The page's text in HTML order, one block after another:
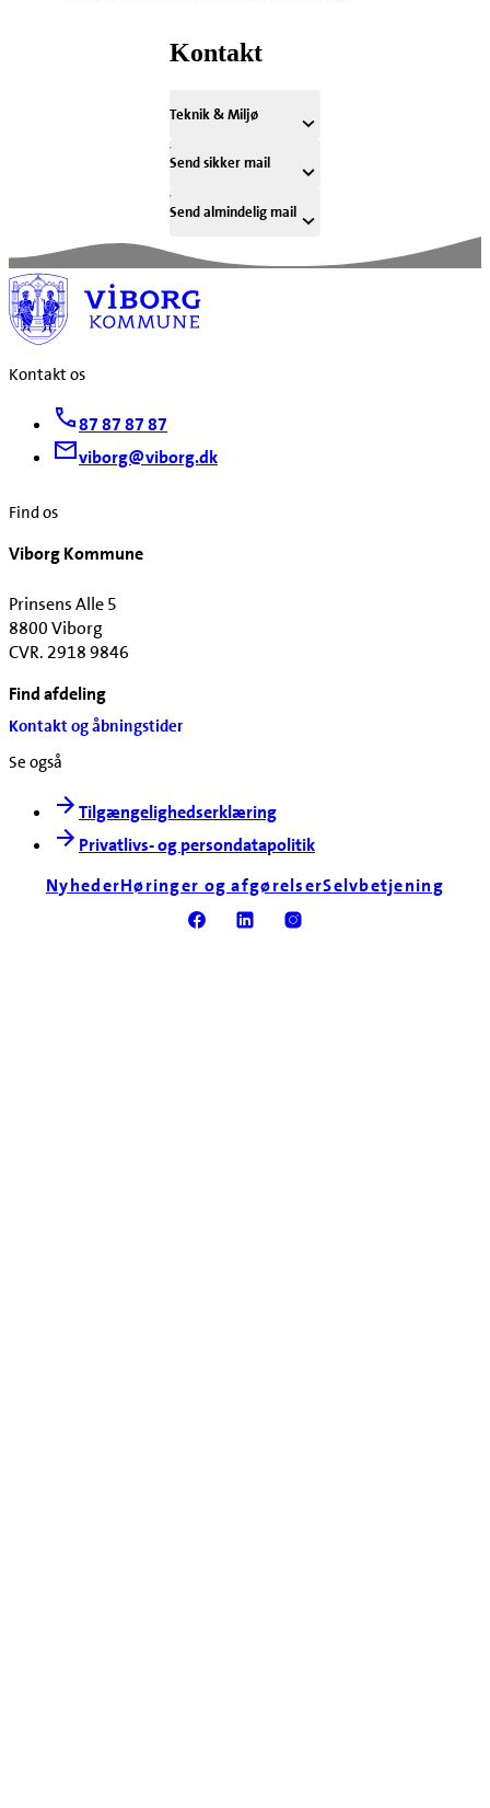
Kontakt
Teknik & Miljø
Send sikker mail
Send almindelig mail
Kontakt os
87 87 87 87
viborg@viborg.dk
Find os
Viborg Kommune
Prinsens Alle 5
8800 Viborg
CVR. 2918 9846
Find afdeling
Kontakt og åbningstider
Se også
Tilgængelighedserklæring
Privatlivs- og persondatapolitik
NyhederHøringer og afgørelserSelvbetjening